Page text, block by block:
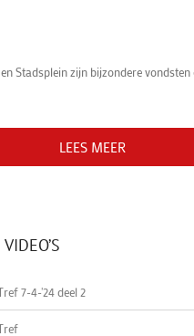
zijn bijzondere
LEES MEER
7-4-'24 deel 2